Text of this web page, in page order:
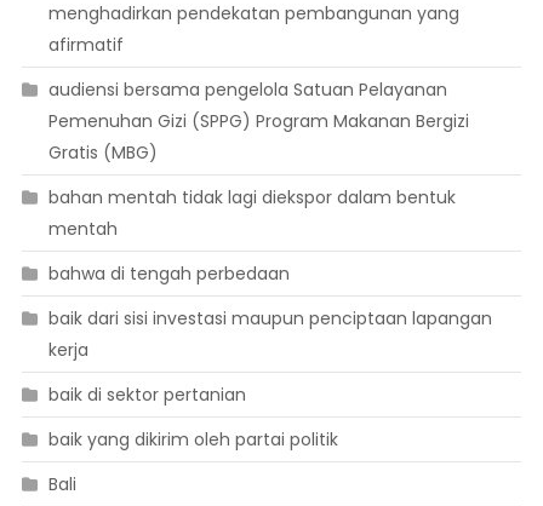
menghadirkan pendekatan pembangunan yang
afirmatif
audiensi bersama pengelola Satuan Pelayanan
Pemenuhan Gizi (SPPG) Program Makanan Bergizi
Gratis (MBG)
bahan mentah tidak lagi diekspor dalam bentuk
mentah
bahwa di tengah perbedaan
baik dari sisi investasi maupun penciptaan lapangan
kerja
baik di sektor pertanian
baik yang dikirim oleh partai politik
Bali